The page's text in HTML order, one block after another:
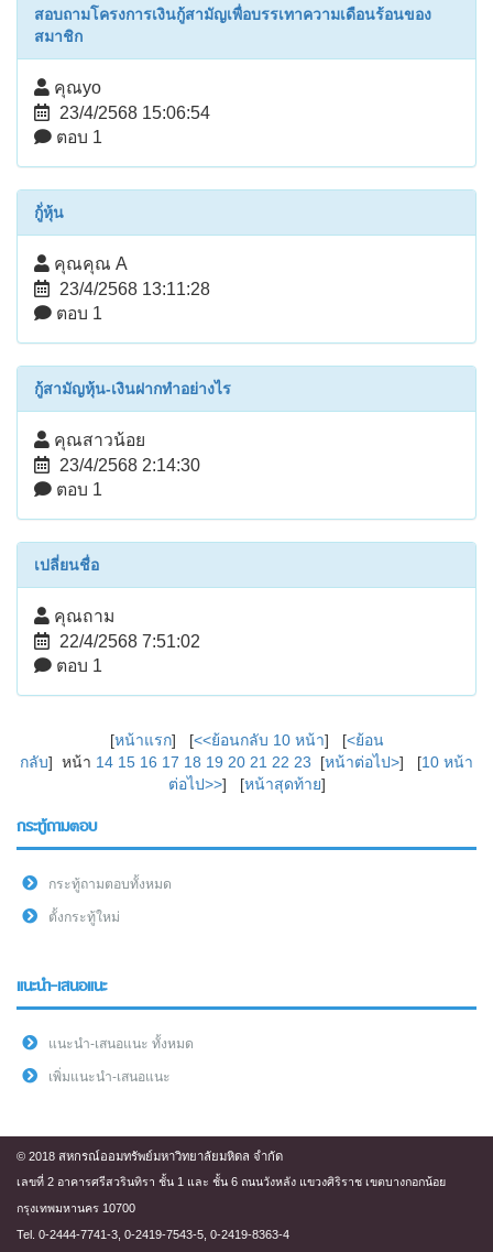
สอบถามโครงการเงินกู้สามัญเพื่อบรรเทาความเดือนร้อนของ
สมาชิก
คุณyo
23/4/2568 15:06:54
ตอบ 1
กู้่หุ้น
คุณคุณ A
23/4/2568 13:11:28
ตอบ 1
กู้สามัญหุ้น-เงินฝากทำอย่างไร
คุณสาวน้อย
23/4/2568 2:14:30
ตอบ 1
เปลี่ยนชื่อ
คุณถาม
22/4/2568 7:51:02
ตอบ 1
[หน้าแรก] [<<ย้อนกลับ 10 หน้า] [<ย้อน
กลับ] หน้า 14 15 16 17 18 19 20 21 22 23 [หน้าต่อไป>] [10 หน้า
ต่อไป>>] [หน้าสุดท้าย]
กระทู้ถามตอบ
กระทู้ถามตอบทั้งหมด
ตั้งกระทู้ใหม่
แนะนำ-เสนอแนะ
แนะนำ-เสนอแนะ ทั้งหมด
เพิ่มแนะนำ-เสนอแนะ
© 2018 สหกรณ์ออมทรัพย์มหาวิทยาลัยมหิดล จำกัด
เลขที่ 2 อาคารศรีสวรินทิรา ชั้น 1 และ ชั้น 6 ถนนวังหลัง แขวงศิริราช เขตบางกอกน้อย
กรุงเทพมหานคร 10700
Tel. 0-2444-7741-3, 0-2419-7543-5, 0-2419-8363-4